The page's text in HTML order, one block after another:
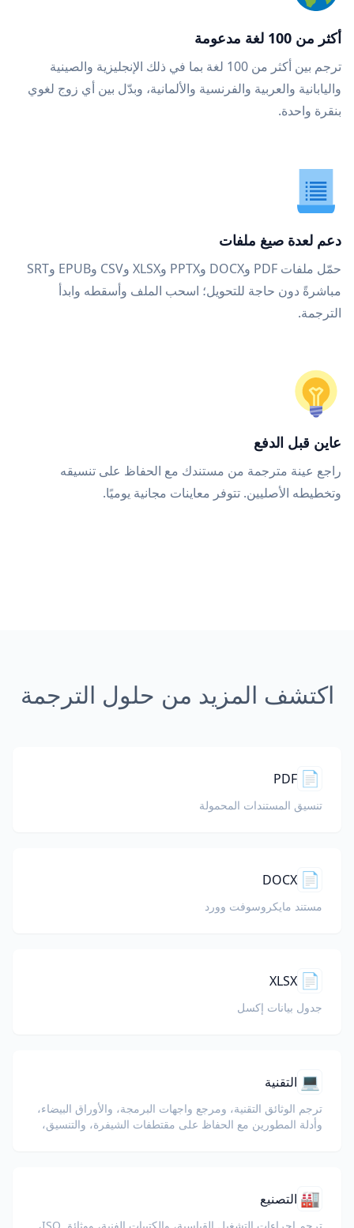
أكثر من 100 لغة مدعومة
ترجم بين أكثر من 100 لغة بما في ذلك الإنجليزية والصينية
واليابانية والعربية والفرنسية والألمانية، وبدّل بين أي زوج لغوي
بنقرة واحدة.
دعم لعدة صيغ ملفات
حمّل ملفات PDF وDOCX وPPTX وXLSX وCSV وEPUB وSRT
مباشرةً دون حاجة للتحويل؛ اسحب الملف وأسقطه وابدأ
الترجمة.
عاين قبل الدفع
راجع عينة مترجمة من مستندك مع الحفاظ على تنسيقه
وتخطيطه الأصليين. تتوفر معاينات مجانية يوميًا.
اكتشف المزيد من حلول الترجمة
📄
PDF
تنسيق المستندات المحمولة
📄
DOCX
مستند مايكروسوفت وورد
📄
XLSX
جدول بيانات إكسل
💻 التقنية
ترجم الوثائق التقنية، ومرجع واجهات البرمجة، والأوراق البيضاء،
وأدلة المطورين مع الحفاظ على مقتطفات الشيفرة، والتنسيق،
🏭 التصنيع